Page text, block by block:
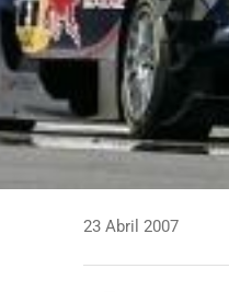
23 Abril 2007